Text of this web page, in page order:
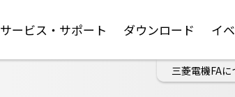
サービス・サポート ダウンロード イ
三菱電機FAに